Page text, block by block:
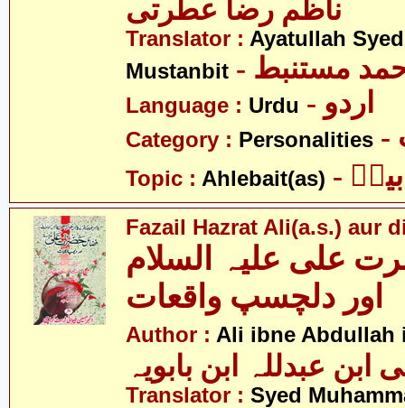
ناظم رضآ عطرتی
Translator : Ayatullah
Mustanbit
مستنبط
Language : Urdu - اردو
Category : Personalities
Topic : Ahlebait(as) بیتؑ
Fazail Hazrat Ali(a.s.) aur
علی علیہ السلام
اور دلچسپ واقعات
Author : Ali ibne Abdullah
Translator : Syed